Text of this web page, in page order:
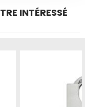
INTÉRESSÉ